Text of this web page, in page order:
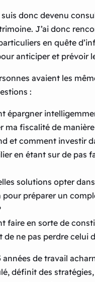
suis donc devenu
J’ai donc
en quête
anticiper et prévoir
avaient les
:
épargner
ma fiscalité de
et comment investir
en étant sur de pas
solutions opter
pour préparer un
faire en sorte de
de ne pas perdre celui
de travail
définit des